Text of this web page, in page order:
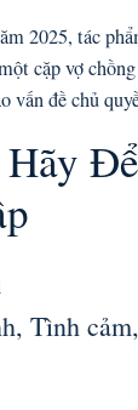
2025, tác
cặp vợ
vấn đề chủ
Tình